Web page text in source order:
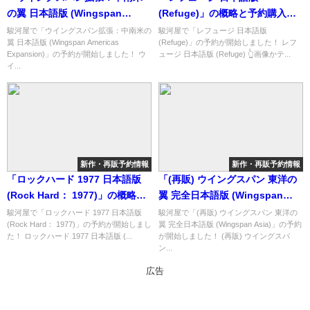
の翼 日本語版 (Wingspan
Americas Expansion)」の概略
と予約購入可能なショップ紹
介！
駿河屋で「ウイングスパン拡張：中南米の
翼 日本語版 (Wingspan Americas
Expansion)」の予約が開始しました！ ウ
イ...
(Refuge)」の概略と予約購入可
能なショップ紹介！
駿河屋で「レフュージ 日本語版
(Refuge)」の予約が開始しました！ レフ
ュージ 日本語版 (Refuge) 👆画像かテ...
新作・再販予約情報
「ロックハード 1977 日本語版
(Rock Hard： 1977)」の概略と
予約購入可能なショップ紹介！
駿河屋で「ロックハード 1977 日本語版
(Rock Hard： 1977)」の予約が開始しまし
た！ ロックハード 1977 日本語版 (...
新作・再販予約情報
「(再販) ウイングスパン 東洋の
翼 完全日本語版 (Wingspan
Asia)」の概略と予約購入可能な
ショップ紹介！
駿河屋で「(再販) ウイングスパン 東洋の
翼 完全日本語版 (Wingspan Asia)」の予約
が開始しました！ (再販) ウイングスパ
ン...
広告